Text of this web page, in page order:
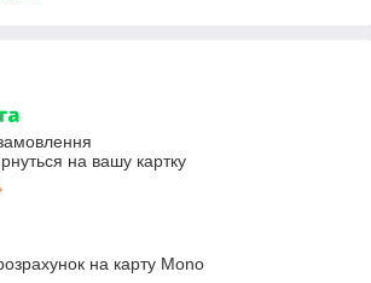
на вашу картку
на карту Mono